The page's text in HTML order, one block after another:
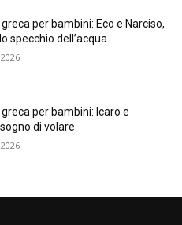
per bambini: Eco e Narciso,
specchio dell’acqua
per bambini: Icaro e
di volare